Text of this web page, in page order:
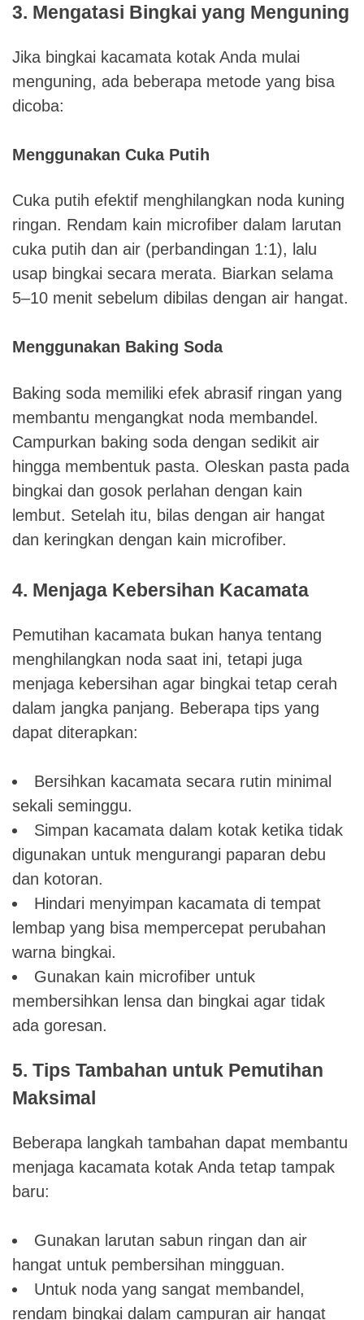
3. Mengatasi Bingkai yang Menguning
Jika bingkai kacamata kotak Anda mulai
menguning, ada beberapa metode yang bisa
dicoba:
Menggunakan Cuka Putih
Cuka putih efektif menghilangkan noda kuning
ringan. Rendam kain microfiber dalam larutan
cuka putih dan air (perbandingan 1:1), lalu
usap bingkai secara merata. Biarkan selama
5–10 menit sebelum dibilas dengan air hangat.
Menggunakan Baking Soda
Baking soda memiliki efek abrasif ringan yang
membantu mengangkat noda membandel.
Campurkan baking soda dengan sedikit air
hingga membentuk pasta. Oleskan pasta pada
bingkai dan gosok perlahan dengan kain
lembut. Setelah itu, bilas dengan air hangat
dan keringkan dengan kain microfiber.
4. Menjaga Kebersihan Kacamata
Pemutihan kacamata bukan hanya tentang
menghilangkan noda saat ini, tetapi juga
menjaga kebersihan agar bingkai tetap cerah
dalam jangka panjang. Beberapa tips yang
dapat diterapkan:
Bersihkan kacamata secara rutin minimal
sekali seminggu.
Simpan kacamata dalam kotak ketika tidak
digunakan untuk mengurangi paparan debu
dan kotoran.
Hindari menyimpan kacamata di tempat
lembap yang bisa mempercepat perubahan
warna bingkai.
Gunakan kain microfiber untuk
membersihkan lensa dan bingkai agar tidak
ada goresan.
5. Tips Tambahan untuk Pemutihan
Maksimal
Beberapa langkah tambahan dapat membantu
menjaga kacamata kotak Anda tetap tampak
baru:
Gunakan larutan sabun ringan dan air
hangat untuk pembersihan mingguan.
Untuk noda yang sangat membandel,
rendam bingkai dalam campuran air hangat